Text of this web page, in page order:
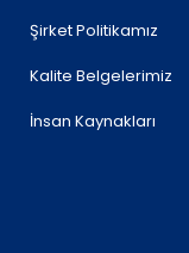
Şirket Politikamız
Kalite Belgelerimiz
İnsan Kaynakları